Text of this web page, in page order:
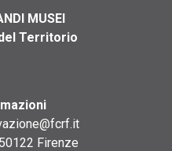
MUSEI
Territorio
Firenze